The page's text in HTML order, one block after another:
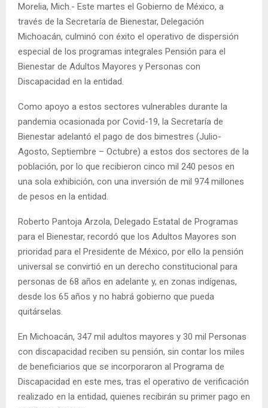
Morelia, Mich.- Este martes el Gobierno de México, a
través de la Secretaría de Bienestar, Delegación
Michoacán, culminó con éxito el operativo de dispersión
especial de los programas integrales Pensión para el
Bienestar de Adultos Mayores y Personas con
Discapacidad en la entidad.
Como apoyo a estos sectores vulnerables durante la
pandemia ocasionada por Covid-19, la Secretaría de
Bienestar adelantó el pago de dos bimestres (Julio-
Agosto, Septiembre – Octubre) a estos dos sectores de la
población, por lo que recibieron cinco mil 240 pesos en
una sola exhibición, con una inversión de mil 974 millones
de pesos en la entidad.
Roberto Pantoja Arzola, Delegado Estatal de Programas
para el Bienestar, recordó que los Adultos Mayores son
prioridad para el Presidente de México, por ello la pensión
universal se convirtió en un derecho constitucional para
personas de 68 años en adelante y, en zonas indígenas,
desde los 65 años y no habrá gobierno que pueda
quitárselas.
En Michoacán, 347 mil adultos mayores y 30 mil Personas
con discapacidad reciben su pensión, sin contar los miles
de beneficiarios que se incorporaron al Programa de
Discapacidad en este mes, tras el operativo de verificación
realizado en la entidad, quienes recibirán su primer pago en